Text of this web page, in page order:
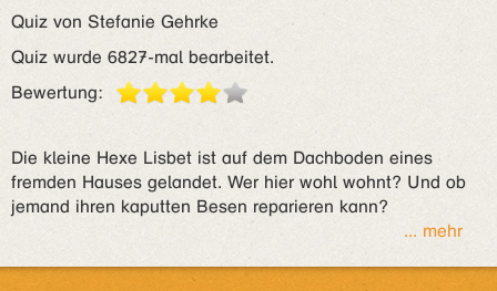
Quiz von Stefanie Gehrke
Quiz wurde 6827-mal bearbeitet.
Bewertung:
Die kleine Hexe Lisbet ist auf dem Dachboden eines
fremden Hauses gelandet. Wer hier wohl wohnt? Und ob
jemand ihren kaputten Besen reparieren kann?
... mehr